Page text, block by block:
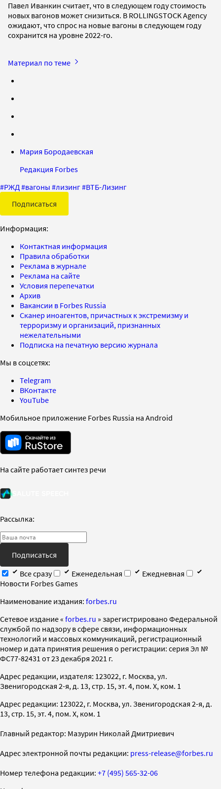
Павел Иванкин считает, что в следующем году стоимость
новых вагонов может снизиться. В ROLLINGSTOCK Agency
ожидают, что спрос на новые вагоны в следующем году
сохранится на уровне 2022-го.
Материал по теме
Мария Бородаевская
Редакция Forbes
#РЖД#вагоны #лизинг#ВТБ-Лизинг
Подписаться
Информация:
Контактная информация
Правила обработки
Реклама в журнале
Реклама на сайте
Условия перепечатки
Архив
Вакансии в Forbes Russia
Сканер иноагентов, причастных к экстремизму и
терроризму и организаций, признанных
нежелательными
Подписка на печатную версию журнала
Мы в соцсетях:
Telegram
ВКонтакте
YouTube
Мобильное приложение Forbes Russia на Android
На сайте работает синтез речи
Рассылка:
Подписаться
Все сразу
Еженедельная
Ежедневная
Новости Forbes Games
Наименование издания: forbes.ru
Cетевое издание « forbes.ru » зарегистрировано Федеральной
службой по надзору в сфере связи, информационных
технологий и массовых коммуникаций, регистрационный
номер и дата принятия решения о регистрации: серия Эл №
ФС77-82431 от 23 декабря 2021 г.
Адрес редакции, издателя: 123022, г. Москва, ул.
Звенигородская 2-я, д. 13, стр. 15, эт. 4, пом. X, ком. 1
Адрес редакции: 123022, г. Москва, ул. Звенигородская 2-я, д.
13, стр. 15, эт. 4, пом. X, ком. 1
Главный редактор: Мазурин Николай Дмитриевич
Адрес электронной почты редакции: press-release@forbes.ru
Номер телефона редакции: +7 (495) 565-32-06